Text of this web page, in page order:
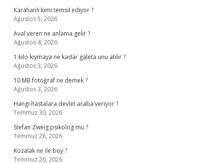
Karahanlı kimi temsil ediyor ?
Ağustos 5, 2026
Aval veren ne anlama gelir ?
Ağustos 4, 2026
1 kilo kıymaya ne kadar galeta unu atılır ?
Ağustos 3, 2026
10 MB fotoğraf ne demek ?
Ağustos 3, 2026
Hangi hastalara devlet araba veriyor ?
Temmuz 30, 2026
Stefan Zweig psikolog mu ?
Temmuz 28, 2026
Kozalak ne ile boy ?
Temmuz 26, 2026